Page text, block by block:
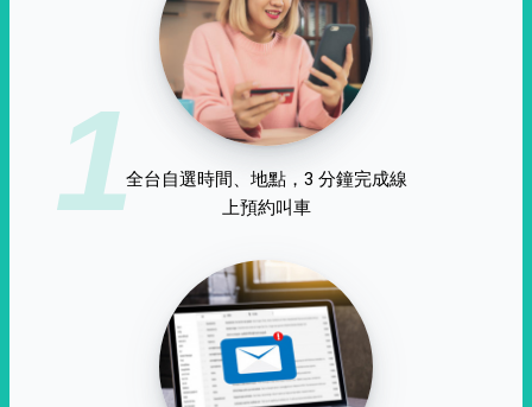
1全台自選時間、地點，3 分鐘完成線
上預約叫車